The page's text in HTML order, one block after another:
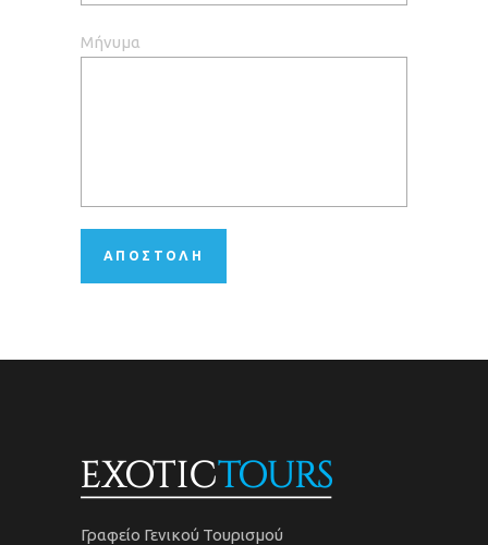
Μήνυμα
Γραφείο Γενικού Τουρισμού